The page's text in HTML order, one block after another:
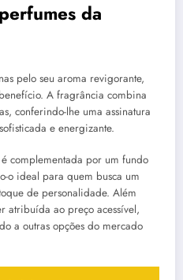
da
pelo seu aroma revigorante,
A fragrância combina
conferindo-lhe uma assinatura
e energizante.
complementada por um fundo
o ideal para quem busca um
de personalidade. Além
atribuída ao preço acessível,
a outras opções do mercado